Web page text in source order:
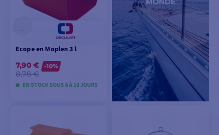
Ecope en Moplen 3 l
7,90 €
8,78 €
-10%
EN STOCK SOUS 8 À 10 JOURS